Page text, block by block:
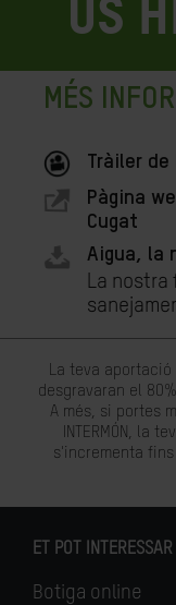
US
MÉS
Tràiler de
Pàgina
Cugat
Aigua, la
La nostra
La teva
desgravaran el
A més, si portes
INTERMÓN, la
s'incrementa fins
ET POT INTERESSAR
Botiga online